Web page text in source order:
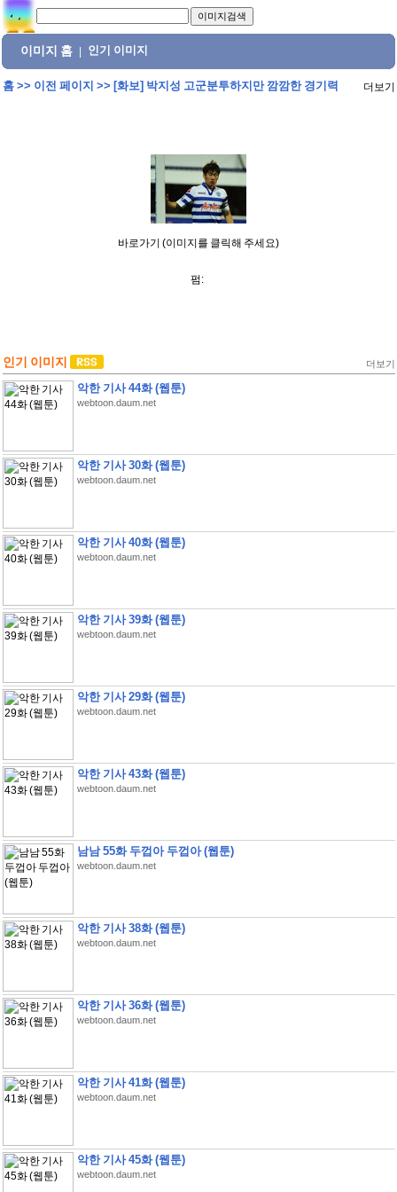
이미지 홈 인기 이미지
홈>> 이전 페이지 >> [화보] 박지성 고군분투하지만 깜깜한 경기력 더보기
바로가기 (이미지를 클릭해 주세요)
펌:
인기 이미지 더보기
악한 기사 44화 (웹툰)
webtoon.daum.net
악한 기사 30화 (웹툰)
webtoon.daum.net
악한 기사 40화 (웹툰)
webtoon.daum.net
악한 기사 39화 (웹툰)
webtoon.daum.net
악한 기사 29화 (웹툰)
webtoon.daum.net
악한 기사 43화 (웹툰)
webtoon.daum.net
남남 55화 두껍아 두껍아 (웹툰)
webtoon.daum.net
악한 기사 38화 (웹툰)
webtoon.daum.net
악한 기사 36화 (웹툰)
webtoon.daum.net
악한 기사 41화 (웹툰)
webtoon.daum.net
악한 기사 45화 (웹툰)
webtoon.daum.net